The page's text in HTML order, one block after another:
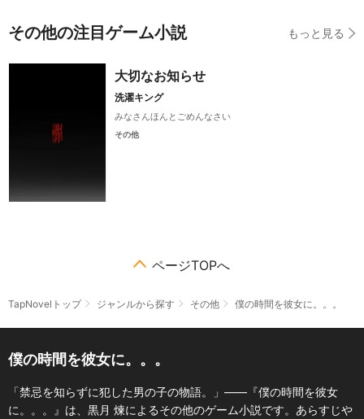
その他の注目ゲーム小説 もっと見る
大切なお知らせ
洗濯キング
みなさんほんとごめんなさい
その他
ページTOPへ
TapNovelトップ ジャンルから探す その他 僕の時間を彼女に。。。
僕の時間を彼女に。。。
「禁忌を知らずに犯した男の子の物語。」――『僕の時間を彼女
に。。。』は、黒月 煉によるその他のゲーム小説です。あらすじや